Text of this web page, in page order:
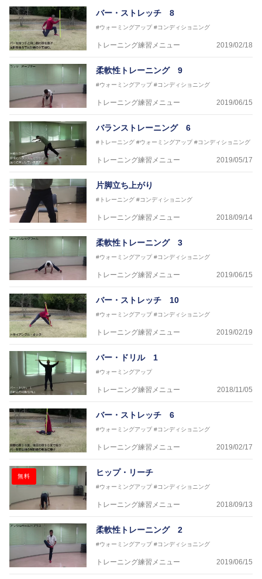
●資格●
日本スポーツ協会公認 スポーツプログラマー
日本トレーニング指導者協会 JATI?ATI
～豊かな環境がなくても工夫次第で
バー・ストレッチ 8
#ウォーミングアップ #コンディショニング
トレーニング練習メニュー 2019/02/18
柔軟性トレーニング 9
#ウォーミングアップ #コンディショニング
トレーニング練習メニュー 2019/06/15
バランストレーニング 6
#トレーニング #ウォーミングアップ #コンディショニング
トレーニング練習メニュー 2019/05/17
片脚立ち上がり
#トレーニング #コンディショニング
トレーニング練習メニュー 2018/09/14
柔軟性トレーニング 3
#ウォーミングアップ #コンディショニング
トレーニング練習メニュー 2019/06/15
バー・ストレッチ 10
#ウォーミングアップ #コンディショニング
トレーニング練習メニュー 2019/02/19
バー・ドリル 1
#ウォーミングアップ
トレーニング練習メニュー 2018/11/05
バー・ストレッチ 6
#ウォーミングアップ #コンディショニング
トレーニング練習メニュー 2019/02/17
無料 ヒップ・リーチ
#ウォーミングアップ #コンディショニング
トレーニング練習メニュー 2018/09/13
柔軟性トレーニング 2
#ウォーミングアップ #コンディショニング
トレーニング練習メニュー 2019/06/15